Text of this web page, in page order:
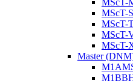
MScT-
MScT-
MScT-
MScT-
MScT-
Master